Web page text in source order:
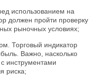
использованием на
должен пройти проверку
рыночных условиях;
Торговый индикатор
Важно, насколько
с инструментами
риска;